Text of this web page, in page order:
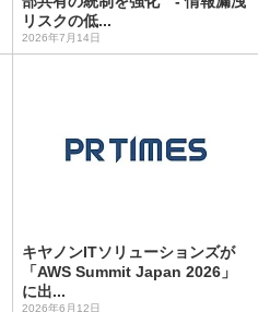
リスクの低...
2026年7月14日
キヤノンITソリューションズが
「AWS Summit Japan 2026」
に出...
2026年6月12日